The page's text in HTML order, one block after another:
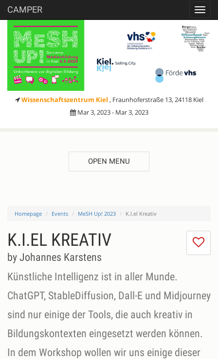
CAMPER
Wissenschaftszentrum Kiel , Fraunhoferstraße 13, 24118 Kiel
Mar 3, 2023 - Mar 3, 2023
OPEN MENU
Homepage Events MeSH Up! 2023 K.I.el Kreativ
I
K.I.EL KREATIV
by Johannes Karstens
Künstliche Intelligenz ist in aller Munde.
ChatGPT, StableDiffusion, Dall-E und Midjourney
sind nur einige der Tools, die auch kreativ in
Bildungskontexten eingesetzt werden können.
In dem Workshop wollen wir uns einige dieser